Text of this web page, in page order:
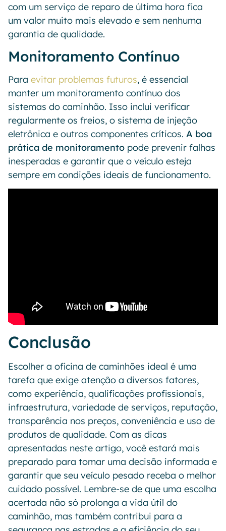
com um serviço de reparo de última hora fica
um valor muito mais elevado e sem nenhuma
garantia de qualidade.
Monitoramento Contínuo
Para evitar problemas futuros, é essencial
manter um monitoramento contínuo dos
sistemas do caminhão. Isso inclui verificar
regularmente os freios, o sistema de injeção
eletrônica e outros componentes críticos. A boa
prática de monitoramento pode prevenir falhas
inesperadas e garantir que o veículo esteja
sempre em condições ideais de funcionamento.
Conclusão
Escolher a oficina de caminhões ideal é uma
tarefa que exige atenção a diversos fatores,
como experiência, qualificações profissionais,
infraestrutura, variedade de serviços, reputação,
transparência nos preços, conveniência e uso de
produtos de qualidade. Com as dicas
apresentadas neste artigo, você estará mais
preparado para tomar uma decisão informada e
garantir que seu veículo pesado receba o melhor
cuidado possível. Lembre-se de que uma escolha
acertada não só prolonga a vida útil do
caminhão, mas também contribui para a